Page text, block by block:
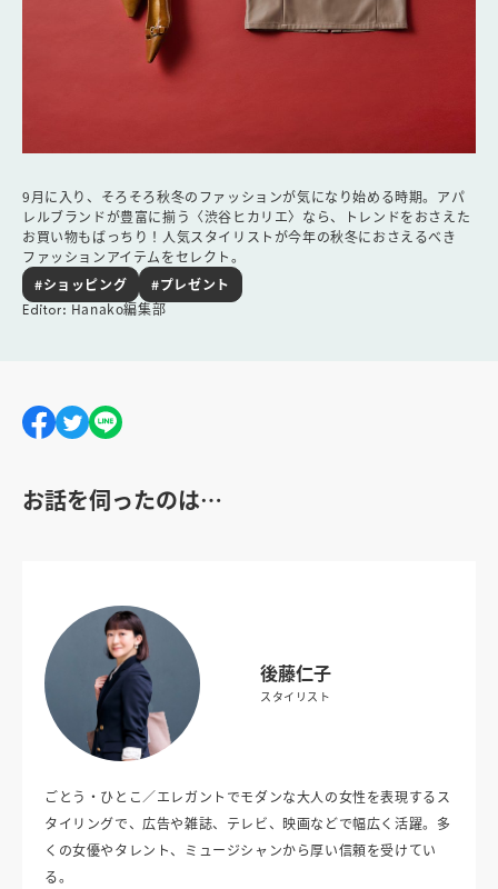
9月に入り、そろそろ秋冬のファッションが気になり始める時期。アパ
レルブランドが豊富に揃う〈渋谷ヒカリエ〉なら、トレンドをおさえた
お買い物もばっちり！人気スタイリストが今年の秋冬におさえるべき
ファッションアイテムをセレクト。
#ショッピング
#プレゼント
Editor:Hanako編集部
お話を伺ったのは…
後藤仁子
スタイリスト
ごとう・ひとこ／エレガントでモダンな大人の女性を表現するス
タイリングで、広告や雑誌、テレビ、映画などで幅広く活躍。多
くの女優やタレント、ミュージシャンから厚い信頼を受けてい
る。